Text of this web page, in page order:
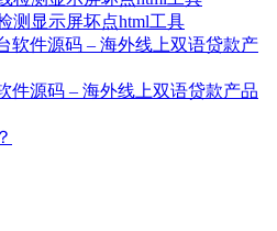
测显示屏坏点html工具
件源码 – 海外线上双语贷款产品